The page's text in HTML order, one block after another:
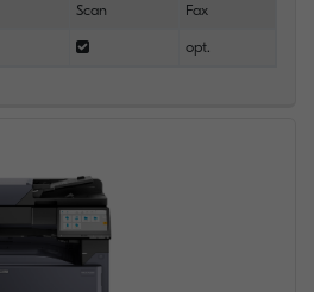
Scan Fax
opt.